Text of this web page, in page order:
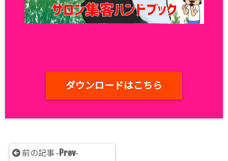
ダウンロードはこちら
前の記事 - Prev-